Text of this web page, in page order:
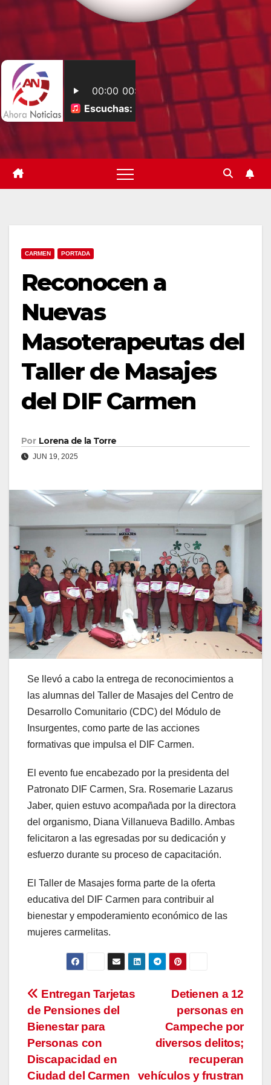
CARMEN PORTADA
Reconocen a
Nuevas
Masoterapeutas del
Taller de Masajes
del DIF Carmen
Por Lorena de la Torre
JUN 19, 2025
Se llevó a cabo la entrega de reconocimientos a
las alumnas del Taller de Masajes del Centro de
Desarrollo Comunitario (CDC) del Módulo de
Insurgentes, como parte de las acciones
formativas que impulsa el DIF Carmen.
El evento fue encabezado por la presidenta del
Patronato DIF Carmen, Sra. Rosemarie Lazarus
Jaber, quien estuvo acompañada por la directora
del organismo, Diana Villanueva Badillo. Ambas
felicitaron a las egresadas por su dedicación y
esfuerzo durante su proceso de capacitación.
El Taller de Masajes forma parte de la oferta
educativa del DIF Carmen para contribuir al
bienestar y empoderamiento económico de las
mujeres carmelitas.
Navegación
de
entradas
Detienen a 12
personas en
Campeche por
diversos delitos;
recuperan
vehículos y frustran
Entregan Tarjetas
de Pensiones del
Bienestar para
Personas con
Discapacidad en
Ciudad del Carmen